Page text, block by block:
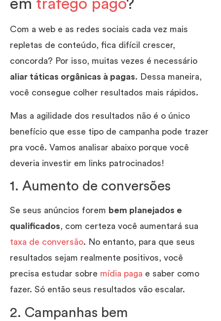
em tráfego pago?
Com a web e as redes sociais cada vez mais
repletas de conteúdo, fica difícil crescer,
concorda? Por isso, muitas vezes é necessário
aliar táticas orgânicas à pagas. Dessa maneira,
você consegue colher resultados mais rápidos.
Mas a agilidade dos resultados não é o único
benefício que esse tipo de campanha pode trazer
pra você. Vamos analisar abaixo porque você
deveria investir em links patrocinados!
1. Aumento de conversões
Se seus anúncios forem bem planejados e
qualificados, com certeza você aumentará sua
taxa de conversão. No entanto, para que seus
resultados sejam realmente positivos, você
precisa estudar sobre mídia paga e saber como
fazer. Só então seus resultados vão escalar.
2. Campanhas bem